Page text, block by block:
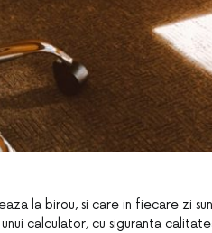
la birou, si care in fiecare zi
calculator, cu siguranta